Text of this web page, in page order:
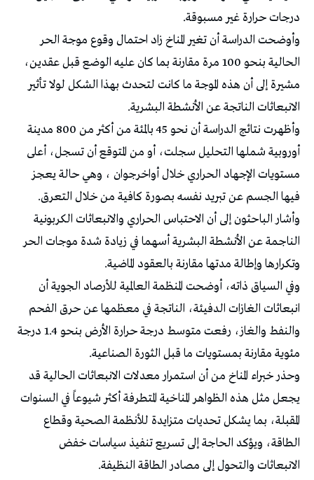
درجات حرارة غير مسبوقة.
وأوضحت الدراسة أن تغير المناخ زاد احتمال وقوع موجة الحر
الحالية بنحو 100 مرة مقارنة بما كان عليه الوضع قبل عقدين،
مشيرة إلى أن هذه الموجة ما كانت لتحدث بهذا الشكل لولا تأثير
الانبعاثات الناتجة عن الأنشطة البشرية.
وأظهرت نتائج الدراسة أن نحو 45 بالمئة من أكثر من 800 مدينة
أوروبية شملها التحليل سجلت، أو من المتوقع أن تسجل، أعلى
مستويات الإجهاد الحراري خلال أواخرجوان ، وهي حالة يعجز
فيها الجسم عن تبريد نفسه بصورة كافية من خلال التعرق.
وأشار الباحثون إلى أن الاحتباس الحراري والانبعاثات الكربونية
الناجمة عن الأنشطة البشرية أسهما في زيادة شدة موجات الحر
وتكرارها وإطالة مدتها مقارنة بالعقود الماضية.
وفي السياق ذاته، أوضحت المنظمة العالمية للأرصاد الجوية أن
انبعاثات الغازات الدفيئة، الناتجة في معظمها عن حرق الفحم
والنفط والغاز، رفعت متوسط درجة حرارة الأرض بنحو 1.4 درجة
مئوية مقارنة بمستويات ما قبل الثورة الصناعية.
وحذر خبراء المناخ من أن استمرار معدلات الانبعاثات الحالية قد
يجعل مثل هذه الظواهر المناخية المتطرفة أكثر شيوعاً في السنوات
المقبلة، بما يشكل تحديات متزايدة للأنظمة الصحية وقطاع
الطاقة، ويؤكد الحاجة إلى تسريع تنفيذ سياسات خفض
الانبعاثات والتحول إلى مصادر الطاقة النظيفة.